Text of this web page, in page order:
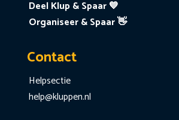
Deel Klup & Spaar 💙
Organiseer & Spaar 👋
Contact
Helpsectie
help@kluppen.nl